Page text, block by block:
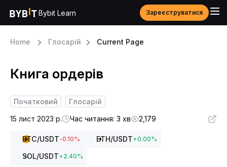
Bybit Learn Зареєструватися
Home Глосарій Current Page
Книга ордерів
Початковий
Глосарій
15 лист 2023 р.
Час читання: 3 хв 2,179
BTC/USDT-0.10% ETH/USDT+0.00%
SOL/USDT+2.40%